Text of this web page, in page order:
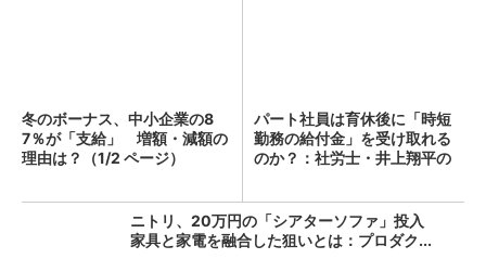
冬のボーナス、中小企業の8
7％が「支給」 増額・減額の
理由は？（1/2 ページ）
パート社員は育休後に「時短
勤務の給付金」を受け取れる
のか？：社労士・井上翔平の
ニトリ、20万円の「シアターソファ」投入
家具と家電を融合した狙いとは：プロダク...